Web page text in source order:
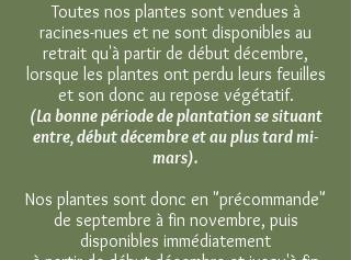
Toutes nos plantes sont vendues à
racines-nues et ne sont disponibles au
retrait qu'à partir de début décembre,
lorsque les plantes ont perdu leurs feuilles
et son donc au repose végétatif.
(La bonne période de plantation se situant
entre, début décembre et au plus tard mi-
mars).
Nos plantes sont donc en "précommande"
de septembre à fin novembre, puis
disponibles immédiatement